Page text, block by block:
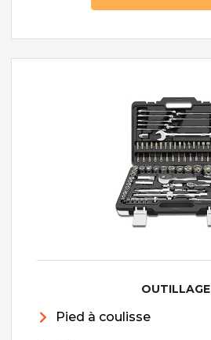
OUTILLAGE
Pied à coulisse